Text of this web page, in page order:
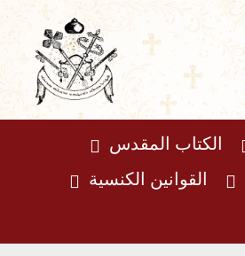
الكتاب المقدس
القوانين الكنسية